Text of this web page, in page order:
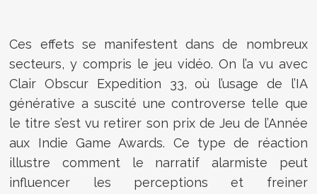
Ces effets se manifestent dans de nombreux
secteurs, y compris le jeu vidéo. On l’a vu avec
Clair Obscur Expedition 33, où l’usage de l’IA
générative a suscité une controverse telle que
le titre s’est vu retirer son prix de Jeu de l’Année
aux Indie Game Awards. Ce type de réaction
illustre comment le narratif alarmiste peut
influencer les perceptions et freiner